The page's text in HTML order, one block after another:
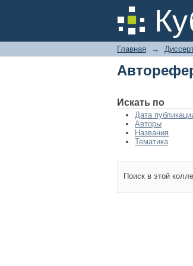
Главная →
Искать по
Дата
Авторы
Названия
Тематика
Поиск в этой